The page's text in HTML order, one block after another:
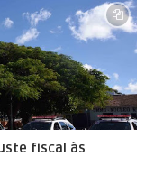
fiscal às